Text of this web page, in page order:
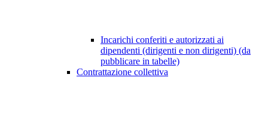
Incarichi conferiti e autorizzati ai
dipendenti (dirigenti e non dirigenti) (da
pubblicare in tabelle)
Contrattazione collettiva